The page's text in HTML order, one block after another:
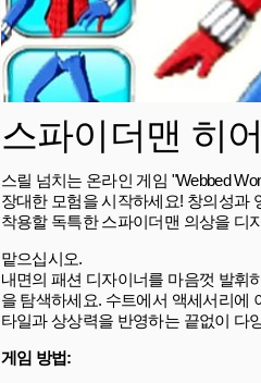
스파이더맨 히
스릴 넘치는 온라인 게임 "Webbed
장대한 모험을 시작하세요! 창의성과
착용할 독특한 스파이더맨 의상을 디
맡으십시오.
내면의 패션 디자이너를 마음껏 발휘
을 탐색하세요. 수트에서 액세서리에
타일과 상상력을 반영하는 끝없이 다
게임 방법: